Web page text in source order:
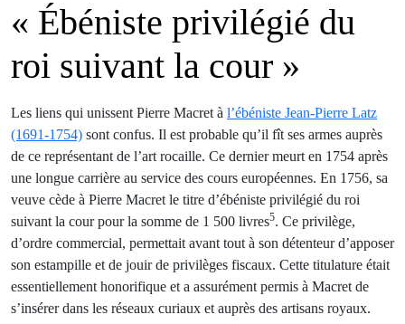
« Ébéniste privilégié du
roi suivant la cour »
Les liens qui unissent Pierre Macret à l’ébéniste Jean-Pierre Latz
(1691-1754) sont confus. Il est probable qu’il fît ses armes auprès
de ce représentant de l’art rocaille. Ce dernier meurt en 1754 après
une longue carrière au service des cours européennes. En 1756, sa
veuve cède à Pierre Macret le titre d’ébéniste privilégié du roi
suivant la cour pour la somme de 1 500 livres5. Ce privilège,
d’ordre commercial, permettait avant tout à son détenteur d’apposer
son estampille et de jouir de privilèges fiscaux. Cette titulature était
essentiellement honorifique et a assurément permis à Macret de
s’insérer dans les réseaux curiaux et auprès des artisans royaux.